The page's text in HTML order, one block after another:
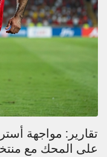
تقارير: مواجهة
على المحك مع